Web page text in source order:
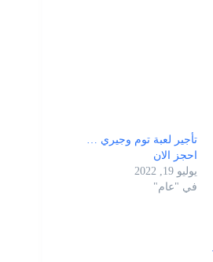
تأجير لعبة توم وجيري …
احجز الان
يوليو 19, 2022
في "عام"